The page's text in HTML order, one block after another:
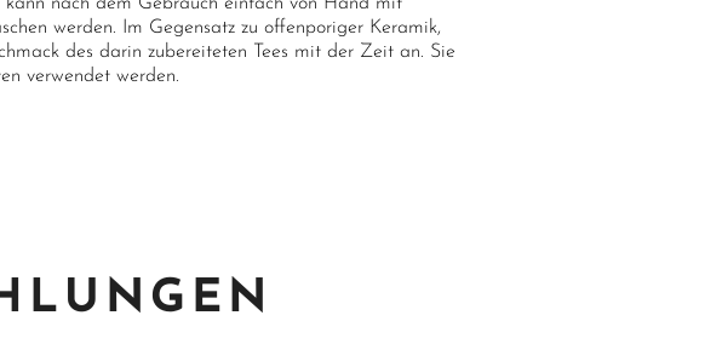
werden. Im Gegensatz zu offenporiger Keramik,
des darin zubereiteten Tees mit der Zeit an. Sie
verwendet werden.